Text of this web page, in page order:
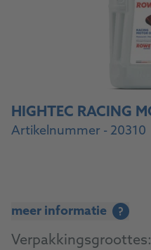
Artikelnummer - 20310
meer informatie ?
Verpakkingsgroottes: